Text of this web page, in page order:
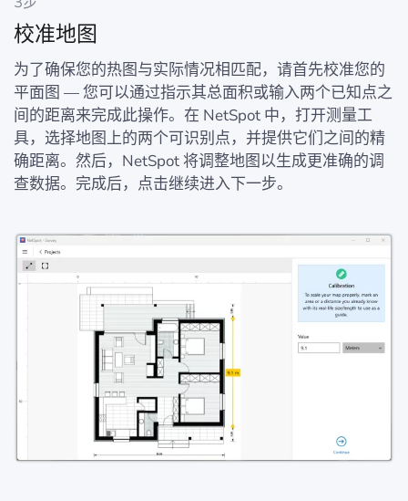
校准地图
为了确保您的热图与实际情况相匹配，请首先校准您的
平面图 — 您可以通过指示其总面积或输入两个已知点之
间的距离来完成此操作。在 NetSpot 中，打开测量工
具，选择地图上的两个可识别点，并提供它们之间的精
确距离。然后，NetSpot 将调整地图以生成更准确的调
查数据。完成后，点击继续进入下一步。